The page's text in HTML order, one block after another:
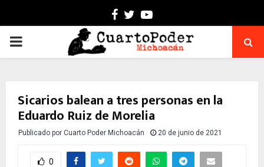
Facebook
TwitterYoutube
PRIMARY
Sicarios balean a tres personas en la
Eduardo Ruiz de Morelia
Publicado por Cuarto Poder Michoacán 20 de junio de 2021
0